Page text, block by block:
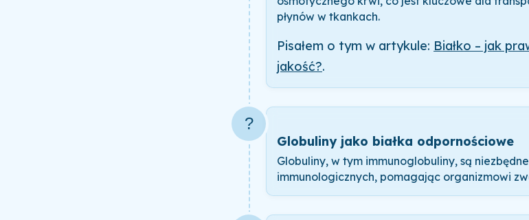
płynów w tkankach.
Pisałem o tym w artykule: Białko – jak
jakość?.
?
Globuliny jako białka odpornościowe
Globuliny, w tym immunoglobuliny, są
immunologicznych, pomagając organizmowi